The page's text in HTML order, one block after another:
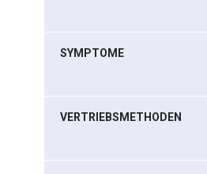
SYMPTOME
VERTRIEBSMETHODEN